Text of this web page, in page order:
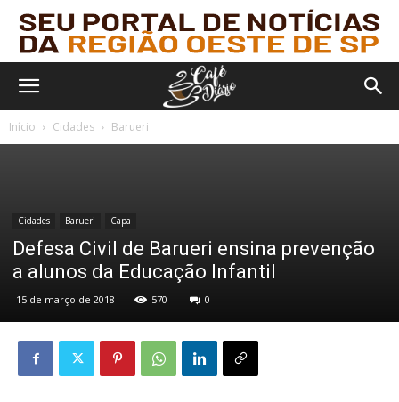
Início Cidades Barueri
Cidades Barueri Capa
Defesa Civil de Barueri ensina prevenção
a alunos da Educação Infantil
15 de março de 2018 570 0